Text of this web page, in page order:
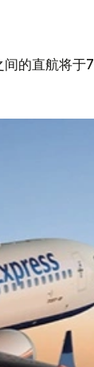
间的直航将于7